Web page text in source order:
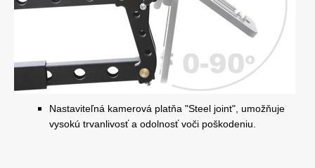
Nastaviteľná kamerová platňa "Steel joint", umožňuje
vysokú trvanlivosť a odolnosť voči poškodeniu.